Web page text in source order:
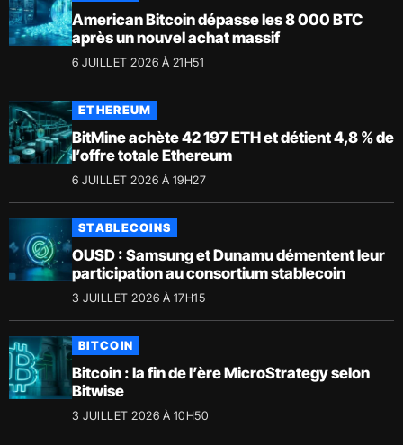
American Bitcoin dépasse les 8 000 BTC
après un nouvel achat massif
6 JUILLET 2026 À 21H51
ETHEREUM
BitMine achète 42 197 ETH et détient 4,8 % de
l’offre totale Ethereum
6 JUILLET 2026 À 19H27
STABLECOINS
OUSD : Samsung et Dunamu démentent leur
participation au consortium stablecoin
3 JUILLET 2026 À 17H15
BITCOIN
Bitcoin : la fin de l’ère MicroStrategy selon
Bitwise
3 JUILLET 2026 À 10H50